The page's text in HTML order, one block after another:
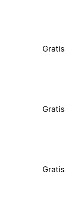
Gratis
Gratis
Gratis